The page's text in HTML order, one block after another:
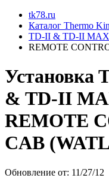
tk78.ru
Каталог Thermo
TD-II & TD-II MAX
REMOTE
Установкa
& TD-II
REMOTE
CAB
Обновление от: 11/27/12